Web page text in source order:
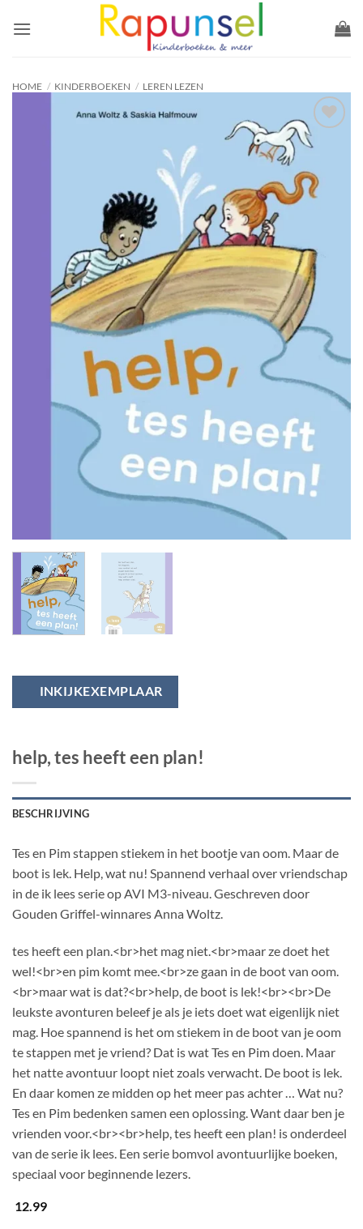
naar
HOME / KINDERBOEKEN / LEREN LEZEN
INKIJKEXEMPLAAR
help, tes heeft een plan!
BESCHRIJVING
Tes en Pim stappen stiekem in het bootje van oom. Maar de
boot is lek. Help, wat nu! Spannend verhaal over vriendschap
in de ik lees serie op AVI M3-niveau. Geschreven door
Gouden Griffel-winnares Anna Woltz.
tes heeft een plan.<br>het mag niet.<br>maar ze doet het
wel!<br>en pim komt mee.<br>ze gaan in de boot van oom.
<br>maar wat is dat?<br>help, de boot is lek!<br><br>De
leukste avonturen beleef je als je iets doet wat eigenlijk niet
mag. Hoe spannend is het om stiekem in de boot van je oom
te stappen met je vriend? Dat is wat Tes en Pim doen. Maar
het natte avontuur loopt niet zoals verwacht. De boot is lek.
En daar komen ze midden op het meer pas achter … Wat nu?
Tes en Pim bedenken samen een oplossing. Want daar ben je
vrienden voor.<br><br>help, tes heeft een plan! is onderdeel
van de serie ik lees. Een serie bomvol avontuurlijke boeken,
speciaal voor beginnende lezers.
12.99